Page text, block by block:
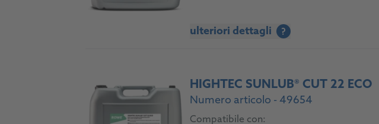
ulteriori dettagli ?
HIGHTEC SUNLUB® CUT 22 ECO
Numero articolo - 49654
Compatibile con: